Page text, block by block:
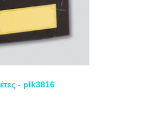
- plk3816